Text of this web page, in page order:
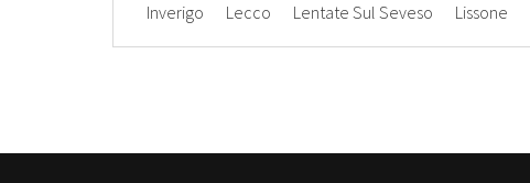
Inverigo
Lecco Lentate Sul Seveso Lissone